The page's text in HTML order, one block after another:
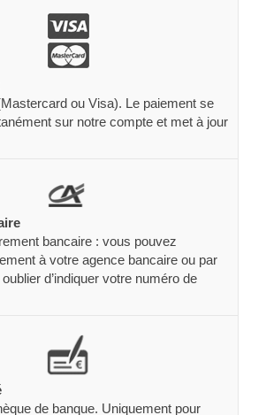
ou Visa). Le paiement se
sur notre compte et met à jour
bancaire : vous pouvez
à votre agence bancaire ou par
d’indiquer votre numéro de
de banque. Uniquement pour